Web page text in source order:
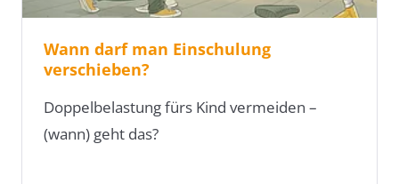
Wann darf man Einschulung
verschieben?
Doppelbelastung fürs Kind vermeiden –
(wann) geht das?